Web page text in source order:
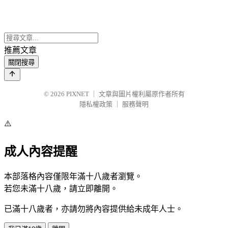
推薦文章
關閉搜尋
© 2026 PIXNET
文章與圖片權利屬原作者所有
隱私權政策
服務聲明
⚠️
成人內容提醒
本部落格內容僅限年滿十八歲者瀏覽。
若您未滿十八歲，請立即離開。
已滿十八歲者，亦請勿將內容提供給未成年人士。